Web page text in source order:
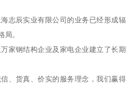
志辰实业有限公司的业务已经形成辐
局。
家钢结构企业及家电企业建立了长期
、货真、价实的服务理念，我们赢得